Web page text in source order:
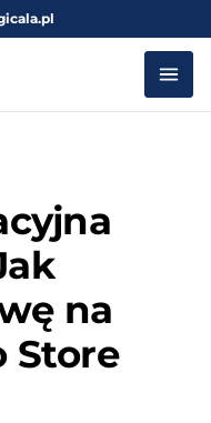
na
Store